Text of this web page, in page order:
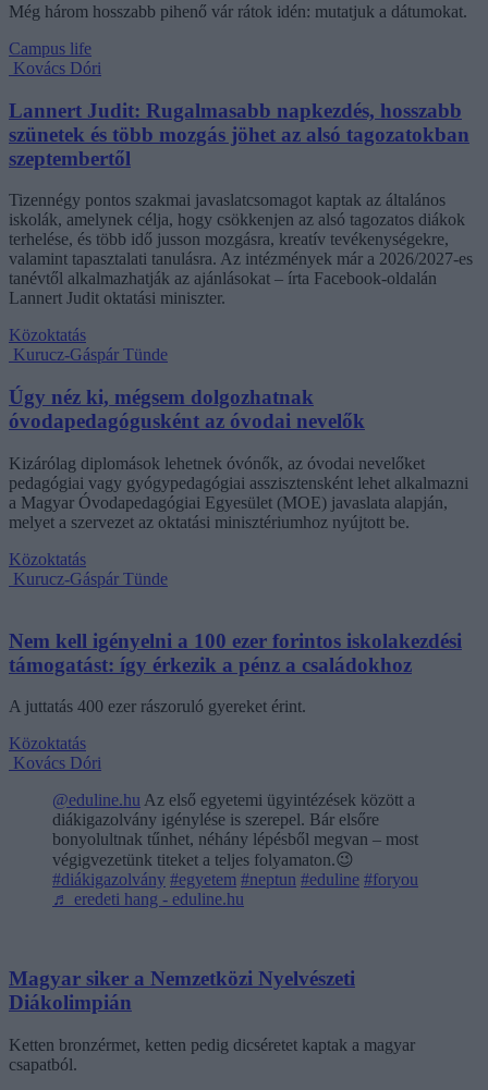
Még három hosszabb pihenő vár rátok idén: mutatjuk a dátumokat.
Campus life
Kovács Dóri
Lannert Judit: Rugalmasabb napkezdés, hosszabb
szünetek és több mozgás jöhet az alsó tagozatokban
szeptembertől
Tizennégy pontos szakmai javaslatcsomagot kaptak az általános
iskolák, amelynek célja, hogy csökkenjen az alsó tagozatos diákok
terhelése, és több idő jusson mozgásra, kreatív tevékenységekre,
valamint tapasztalati tanulásra. Az intézmények már a 2026/2027-es
tanévtől alkalmazhatják az ajánlásokat – írta Facebook-oldalán
Lannert Judit oktatási miniszter.
Közoktatás
Kurucz-Gáspár Tünde
Úgy néz ki, mégsem dolgozhatnak
óvodapedagógusként az óvodai nevelők
Kizárólag diplomások lehetnek óvónők, az óvodai nevelőket
pedagógiai vagy gyógypedagógiai asszisztensként lehet alkalmazni
a Magyar Óvodapedagógiai Egyesület (MOE) javaslata alapján,
melyet a szervezet az oktatási minisztériumhoz nyújtott be.
Közoktatás
Kurucz-Gáspár Tünde
Nem kell igényelni a 100 ezer forintos iskolakezdési
támogatást: így érkezik a pénz a családokhoz
A juttatás 400 ezer rászoruló gyereket érint.
Közoktatás
Kovács Dóri
@eduline.hu Az első egyetemi ügyintézések között a
diákigazolvány igénylése is szerepel. Bár elsőre
bonyolultnak tűnhet, néhány lépésből megvan – most
végigvezetünk titeket a teljes folyamaton.😉
#diákigazolvány #egyetem #neptun #eduline #foryou
♬ eredeti hang - eduline.hu
Magyar siker a Nemzetközi Nyelvészeti
Diákolimpián
Ketten bronzérmet, ketten pedig dicséretet kaptak a magyar
csapatból.